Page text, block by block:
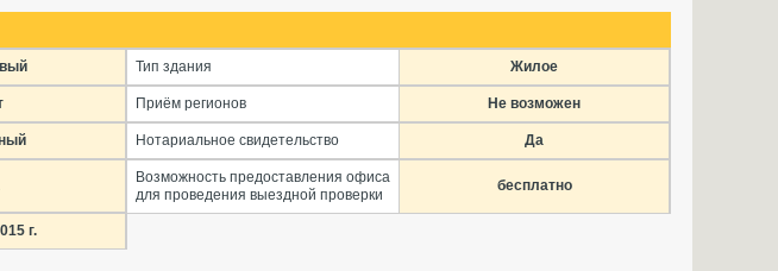
Тип здания Жилое
Приём регионов Не возможен
Нотариальное свидетельство Да
Возможность предоставления офиса
для проведения выездной проверки
бесплатно
г.